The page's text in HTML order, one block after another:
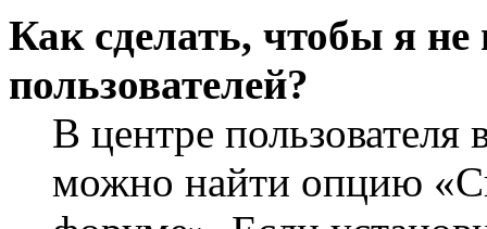
Как сделать, чтобы я
пользователей?
В центре
можно найти опцию